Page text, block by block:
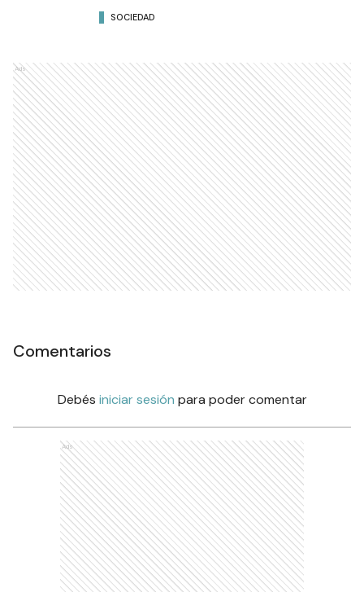
SOCIEDAD
Ads
Comentarios
Debés iniciar sesión para poder comentar
Ads